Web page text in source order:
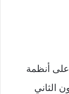
على أنظمة
الثاني